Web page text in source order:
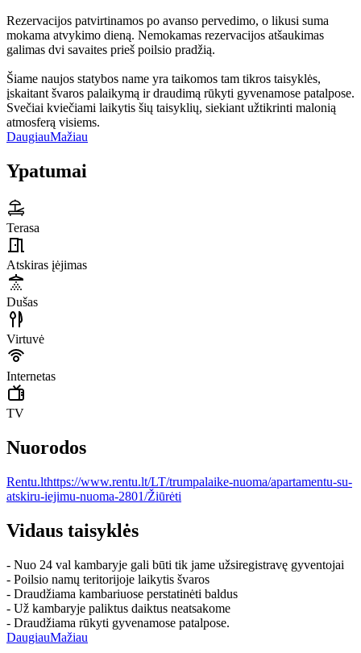
Rezervacijos patvirtinamos po avanso pervedimo, o likusi suma
mokama atvykimo dieną. Nemokamas rezervacijos atšaukimas
galimas dvi savaites prieš poilsio pradžią.
Šiame naujos statybos name yra taikomos tam tikros taisyklės,
įskaitant švaros palaikymą ir draudimą rūkyti gyvenamose patalpose.
Svečiai kviečiami laikytis šių taisyklių, siekiant užtikrinti malonią
atmosferą visiems.
DaugiauMažiau
Ypatumai
Terasa
Atskiras įėjimas
Dušas
Virtuvė
Internetas
TV
Nuorodos
Rentu.lthttps://www.rentu.lt/LT/trumpalaike-nuoma/apartamentu-su-
atskiru-iejimu-nuoma-2801/Žiūrėti
Vidaus taisyklės
- Nuo 24 val kambaryje gali būti tik jame užsiregistravę gyventojai
- Poilsio namų teritorijoje laikytis švaros
- Draudžiama kambariuose perstatinėti baldus
- Už kambaryje paliktus daiktus neatsakome
- Draudžiama rūkyti gyvenamose patalpose.
DaugiauMažiau